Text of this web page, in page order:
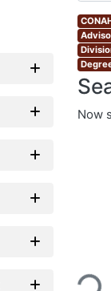
Now
Loading...